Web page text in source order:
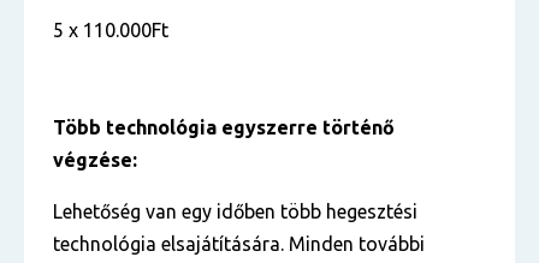
5 x 110.000Ft
Több technológia egyszerre történő
végzése:
Lehetőség van egy időben több hegesztési
technológia elsajátítására. Minden további